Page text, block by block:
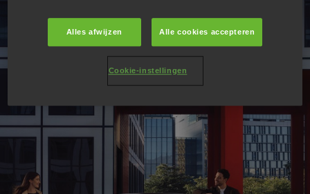
Alles afwijzen Alle cookies accepteren
Cookie-instellingen